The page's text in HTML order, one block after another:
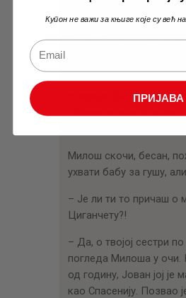
– Ко?! – узвикнуше
– Копиле Јованово –
старица. Оно што га је
Циганком коју је довео
Милош скочи, бесан,
ухвати бабу за гушу,
– Је ли ти то причаш о
Циганчету?!
– Да, о твојој сестри
погледа Милоша у очи.
од годину, Јован јој је
као Спасенију. Позвао
Купон не важи за књиге које су већ
ПРИЈАВА